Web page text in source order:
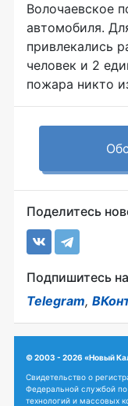
Волочаевское
автомобиля.
привлекались
человек и 2
пожара никто
Поделитесь
Подпишитесь
Telegram,
© 2003 - 2026 «Новый
Свидетельство о
Федеральной службой
технологий и массовых